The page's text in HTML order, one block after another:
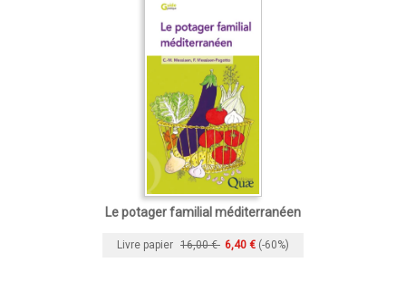
Le potager familial méditerranéen
Livre papier 16,00 € 6,40 € (-60%)